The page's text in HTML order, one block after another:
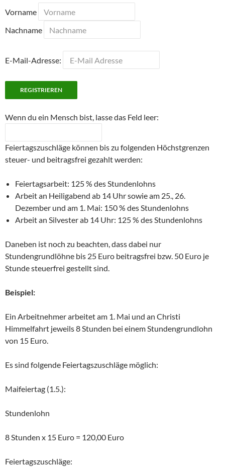
Vorname
Nachname
E-Mail-Adresse:
Wenn du ein Mensch bist, lasse das Feld leer:
Feiertagszuschläge können bis zu folgenden Höchstgrenzen
steuer- und beitragsfrei gezahlt werden:
Feiertagsarbeit: 125 % des Stundenlohns
Arbeit an Heiligabend ab 14 Uhr sowie am 25., 26.
Dezember und am 1. Mai: 150 % des Stundenlohns
Arbeit an Silvester ab 14 Uhr: 125 % des Stundenlohns
Daneben ist noch zu beachten, dass dabei nur
Stundengrundlöhne bis 25 Euro beitragsfrei bzw. 50 Euro je
Stunde steuerfrei gestellt sind.
Beispiel:
Ein Arbeitnehmer arbeitet am 1. Mai und an Christi
Himmelfahrt jeweils 8 Stunden bei einem Stundengrundlohn
von 15 Euro.
Es sind folgende Feiertagszuschläge möglich:
Maifeiertag (1.5.):
Stundenlohn
8 Stunden x 15 Euro = 120,00 Euro
Feiertagszuschläge: